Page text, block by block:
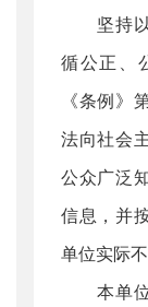
坚持以
循公正、
《条例》
法向社会
公众广泛
信息，并
单位实际
本单位